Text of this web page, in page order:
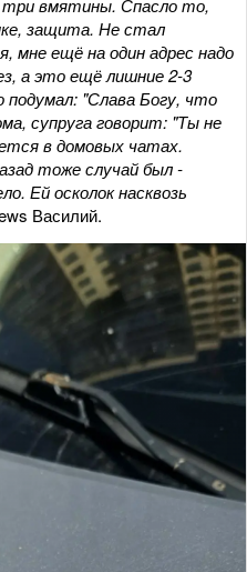
вмятины. Спасло то,
защита. Не стал
мне ещё на один адрес надо
а это ещё лишние 2-3
подумал: "Слава Богу, что
супруга говорит: "Ты не
в домовых чатах.
тоже случай был -
Ей осколок насквозь
Василий.